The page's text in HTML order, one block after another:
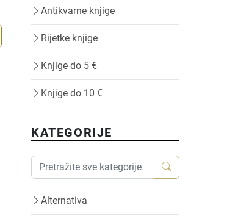
Antikvarne knjige
Rijetke knjige
Knjige do 5 €
Knjige do 10 €
KATEGORIJE
Alternativa